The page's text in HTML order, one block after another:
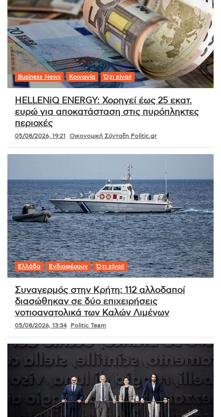
Business News Κοινωνία Ό,τι είναι!
HELLENiQ ENERGY: Χορηγεί έως 25 εκατ.
ευρώ για αποκατάσταση στις πυρόπληκτες
περιοχές
05/08/2026, 19:21 Οικονομική Σύνταξη Politic.gr
Ελλάδα Ενδιαφέρουν Ό,τι είναι!
Συναγερμός στην Κρήτη: 112 αλλοδαποί
διασώθηκαν σε δύο επιχειρήσεις
νοτιοανατολικά των Καλών Λιμένων
05/08/2026, 13:34 Politic Team